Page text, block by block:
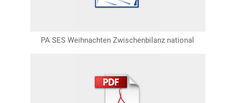
PA SES Weihnachten Zwischenbilanz national